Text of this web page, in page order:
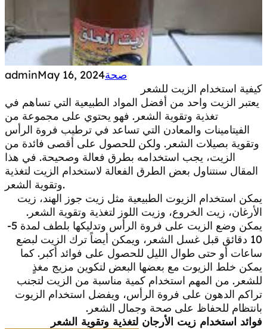
adminMay 16, 2024صحة
كيفية استخدام الزيت للشعر
يعتبر الزيت واحد من أفضل المواد الطبيعية التي تساهم في
تغذية وتقوية الشعر. فهو يحتوي على مجموعة من
الفيتامينات والمعادن التي تساعد في ترطيب فروة الرأس
وتقوية بصيلات الشعر. ولكن للحصول على أقصى فائدة من
الزيت، يجب استخدامه بطرق فعالة وصحيحة. في هذا
المقال سنتناول بعض الطرق الفعالة لاستخدام الزيت لتغذية
وتقوية الشعر.
يمكن استخدام الزيوت الطبيعية مثل زيت جوز الهند، زيت
الأرغان، زيت الخروع، وزيت اللوز لتغذية وتقوية الشعر.
يمكن وضع الزيت على فروة الرأس وتدليكها بلطف لمدة 5-
10 دقائق قبل غسل الشعر، ويمكن أيضاً ترك الزيت لبضع
ساعات أو حتى طوال الليل للحصول على فوائد أكبر. كما
يمكن خلط الزيوت مع بعضها البعض لتكوين مزيج مغذٍ
للشعر. من المهم استخدام كمية مناسبة من الزيت لتجنب
تراكم الدهون على فروة الرأس، ويفضل استخدام الزيوت
بانتظام للحفاظ على صحة وجمال الشعر.
فوائد استخدام زيت الأرجان لتغذية وتقوية الشعر